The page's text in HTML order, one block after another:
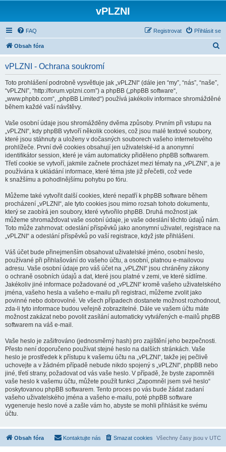
vPLZNI
FAQ Přihlásit se
Registrovat
Obsah fóra
vPLZNI - Ochrana soukromí
Toto prohlášení podrobně vysvětluje jak „vPLZNI“ (dále jen “my”, “nás”, “naše”,
“vPLZNI”, “http://forum.vplzni.com”) a phpBB („phpBB software“,
„www.phpbb.com“, „phpBB Limited“) používá jakékoliv informace shromážděné
během každé vaší návštěvy.
Vaše osobní údaje jsou shromážděny dvěma způsoby. Prvním při vstupu na
„vPLZNI“, kdy phpBB vytvoří několik cookies, což jsou malé textové soubory,
které jsou stáhnuty a uloženy v dočasných souborech vašeho internetového
prohlížeče. První dvě cookies obsahují jen uživatelské-id a anonymní
identifikátor session, které je vám automaticky přiděleno phpBB softwarem.
Třetí cookie se vytvoří, jakmile začnete procházet mezi tématy na „vPLZNI“, a je
používána k ukládání informace, které téma jste již přečetli, což vede
k snažšímu a pohodlnějšímu pohybu po fóru.
Můžeme také vytvořit další cookies, které nepatří k phpBB software během
procházení „vPLZNI“, ale tyto cookies jsou mimo rozsah tohoto dokumentu,
který se zaobírá jen soubory, které vytvořilo phpBB. Druhá možnost jak
můžeme shromažďovat vaše osobní údaje, je vaše odeslání těchto údajů nám.
Toto může zahrnovat: odeslání příspěvků jako anonymní uživatel, registrace na
„vPLZNI“ a odeslání příspěvků po vaší registrace, když jste přihlášeni.
Váš účet bude přinejmenším obsahovat uživatelské jméno, osobní heslo,
používané při přihlašování do vašeho účtu, a osobní, platnou e-mailovou
adresu. Vaše osobní údaje pro váš účet na „vPLZNI“ jsou chráněny zákony
o ochraně osobních údajů a dat, které jsou platné v zemi, ve které sídlíme.
Jakékoliv jiné informace požadované od „vPLZNI“ kromě vašeho uživatelského
jména, vašeho hesla a vašeho e-mailu při registraci, můžeme zvolit jako
povinné nebo dobrovolné. Ve všech případech dostanete možnost rozhodnout,
zda-li tyto informace budou veřejně zobrazitelné. Dále ve vašem účtu máte
možnost zakázat nebo povolit zasílání automaticky vytvářených e-mailů phpBB
softwarem na váš e-mail.
Vaše heslo je zašifrováno (jednosměrný hash) pro zajištění jeho bezpečnosti.
Přesto není doporučeno používat stejné heslo na dalších stránkách. Vaše
heslo je prostředek k přístupu k vašemu účtu na „vPLZNI“, takže jej pečlivě
uchovejte a v žádném případě nebude nikdo spojený s „vPLZNI“, phpBB nebo
jiné, třetí strany, požadovat od vás vaše heslo. V případě, že byste zapomněli
vaše heslo k vašemu účtu, můžete použít funkci „Zapomněl jsem své heslo“
poskytovanou phpBB softwarem. Tento proces po vás bude žádat zadaní
vašeho uživatelského jména a vašeho e-mailu, poté phpBB software
vygeneruje heslo nové a zašle vám ho, abyste se mohli přihlásit ke svému
účtu.
Obsah fóra Všechny časy jsou v UTC
Smazat cookies
Kontaktujte nás